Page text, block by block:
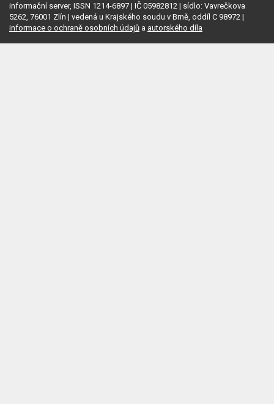
informační server, ISSN 1214-6897 | IČ 05982812 | sídlo: Vavrečkova
5262, 76001 Zlín | vedená u Krajského soudu v Brně, oddíl C 98972 |
informace o ochraně osobních údajů a autorského díla